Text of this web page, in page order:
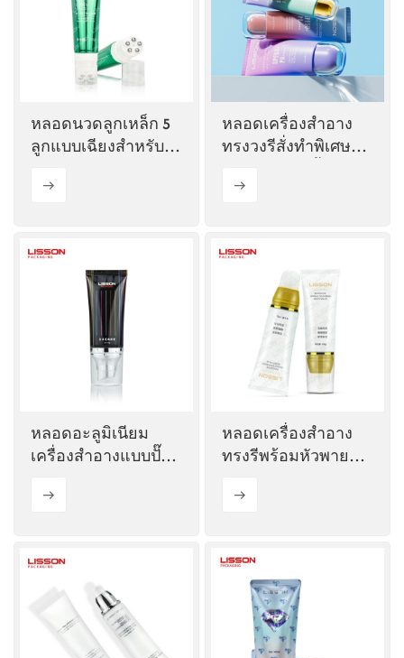
หลอดนวดลูกเหล็ก 5
ลูกแบบเฉียงสำหรับ
หลอดเครื่องสำอาง
ทรงวงรีสั่งทำพิเศษ
หลอดอะลูมิเนียม
เครื่องสำอางแบบปั๊ม
หลอดเครื่องสำอาง
ทรงรีพร้อมหัวพายซิลิ